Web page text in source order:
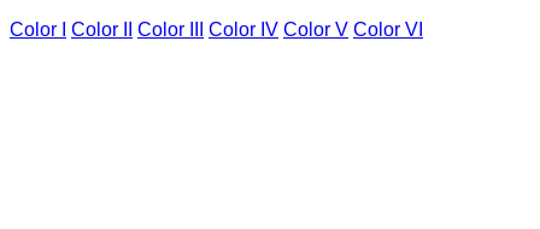
Color I
Color II Color III Color IV Color V Color VI